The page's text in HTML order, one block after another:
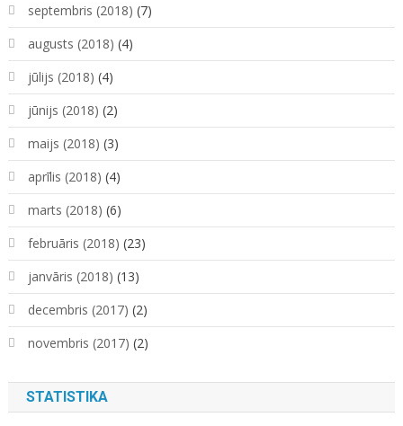
septembris (2018) (7)
augusts (2018) (4)
jūlijs (2018) (4)
jūnijs (2018) (2)
maijs (2018) (3)
aprīlis (2018) (4)
marts (2018) (6)
februāris (2018) (23)
janvāris (2018) (13)
decembris (2017) (2)
novembris (2017) (2)
STATISTIKA